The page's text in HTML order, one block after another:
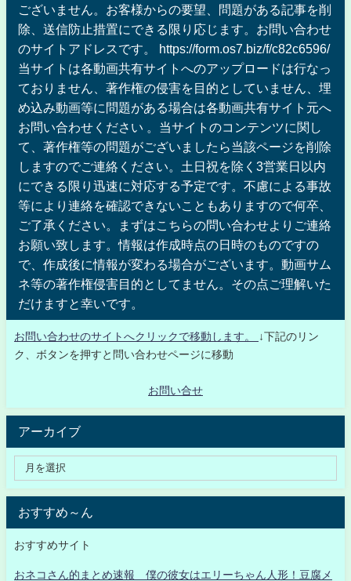
ございません。お客様からの要望、問題がある記事を削
除、送信防止措置にできる限り応じます。お問い合わせ
のサイトアドレスです。 https://form.os7.biz/f/c82c6596/
当サイトは各動画共有サイトへのアップロードは行なっ
ておりません、著作権の侵害を目的としていません、埋
め込み動画等に問題がある場合は各動画共有サイト元へ
お問い合わせください 。当サイトのコンテンツに関し
て、著作権等の問題がございましたら当該ページを削除
しますのでご連絡ください。土日祝を除く3営業日以内
にできる限り迅速に対応する予定です。不慮による事故
等により連絡を確認できないこともありますので何卒、
ご了承ください。まずはこちらの問い合わせよりご連絡
お願い致します。情報は作成時点の日時のものですの
で、作成後に情報が変わる場合がございます。動画サム
ネ等の著作権侵害目的としてません。その点ご理解いた
だけますと幸いです。
お問い合わせのサイトへクリックで移動します。
↓下記のリン
ク、ボタンを押すと問い合わせページに移動
お問い合せ
アーカイブ
おすすめ～ん
おすすめサイト
おネコさん的まとめ速報 僕の彼女はエリーちゃん人形！豆腐メ